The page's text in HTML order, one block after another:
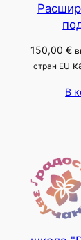
150,00€
стран EU
В